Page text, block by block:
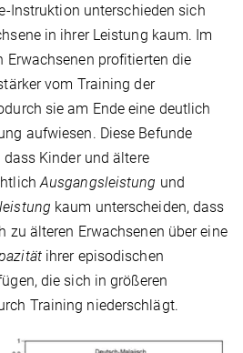
Instruktion unterschieden sich
in ihrer Leistung kaum. Im
Erwachsenen profitierten die
vom Training der
sie am Ende eine deutlich
aufwiesen. Diese Befunde
Kinder und ältere
Ausgangsleistung und
kaum unterscheiden, dass
zu älteren Erwachsenen über eine
ihrer episodischen
die sich in größeren
Training niederschlägt.